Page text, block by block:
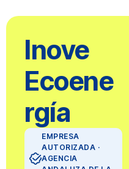
Inove
Ecoene
rgía
EMPRESA
AUTORIZADA ·
AGENCIA